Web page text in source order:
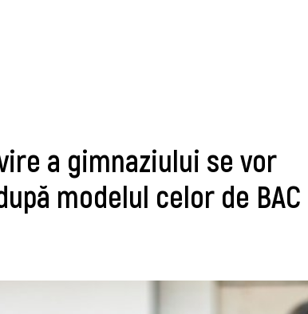
a gimnaziului se vor
modelul celor de BAC